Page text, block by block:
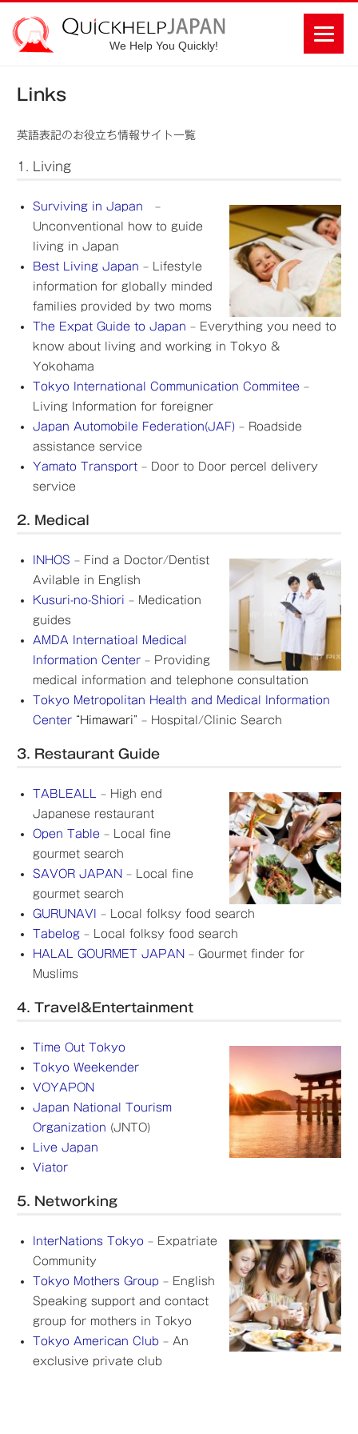
We Help You Quickly!
Links
英語表記のお役立ち情報サイト一覧
1. Living
Surviving in Japan
–
Unconventional how to guide
living in Japan
Best Living Japan – Lifestyle
information for globally minded
families provided by two moms
The Expat Guide to Japan – Everything you need to
know about living and working in Tokyo &
Yokohama
Tokyo International Communication Commitee –
Living Information for foreigner
Japan Automobile Federation(JAF)– Roadside
assistance service
Yamato Transport – Door to Door percel delivery
service
2. Medical
INHOS – Find a Doctor/Dentist
Avilable in English
Kusuri-no-Shiori – Medication
guides
AMDA Internatioal Medical
Information Center– Providing
medical information and telephone consultation
Tokyo Metropolitan Health and Medical Information
Center “Himawari” – Hospital/Clinic Search
3. Restaurant Guide
TABLEALL
– High end
Japanese restaurant
Open Table – Local fine
gourmet search
SAVOR JAPAN – Local fine
gourmet search
GURUNAVI
– Local folksy food search
Tabelog – Local folksy food search
HALAL GOURMET JAPAN– Gourmet finder for
Muslims
4. Travel&Entertainment
Time Out Tokyo
Tokyo Weekender
VOYAPON
Japan National Tourism
Organization (JNTO)
Live Japan
Viator
5. Networking
InterNations Tokyo – Expatriate
Community
Tokyo Mothers Group – English
Speaking support and contact
group for mothers in Tokyo
Tokyo American Club – An
exclusive private club